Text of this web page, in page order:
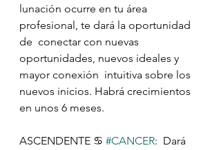
lunación ocurre en tu área
profesional, te dará la oportunidad
de  conectar con nuevas
oportunidades, nuevos ideales y
mayor conexión  intuitiva sobre los
nuevos inicios. Habrá crecimientos
en unos 6 meses.
ASCENDENTE ♋️ #CANCER:  Dará